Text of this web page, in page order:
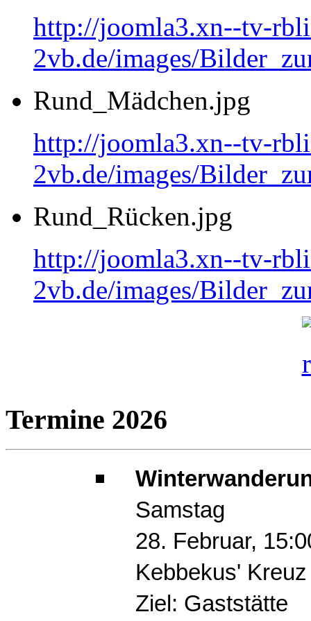
http://joomla3.xn--tv-
2vb.de/images/
Rund_Mädchen.jpg
http://joomla3.xn--tv-
2vb.de/images/
Rund_Rücken.jpg
http://joomla3.xn--tv-
2vb.de/images/
Termine 2026
Samstag
28. Februar,
Kebbekus' Kreuz
Ziel: Gaststätte